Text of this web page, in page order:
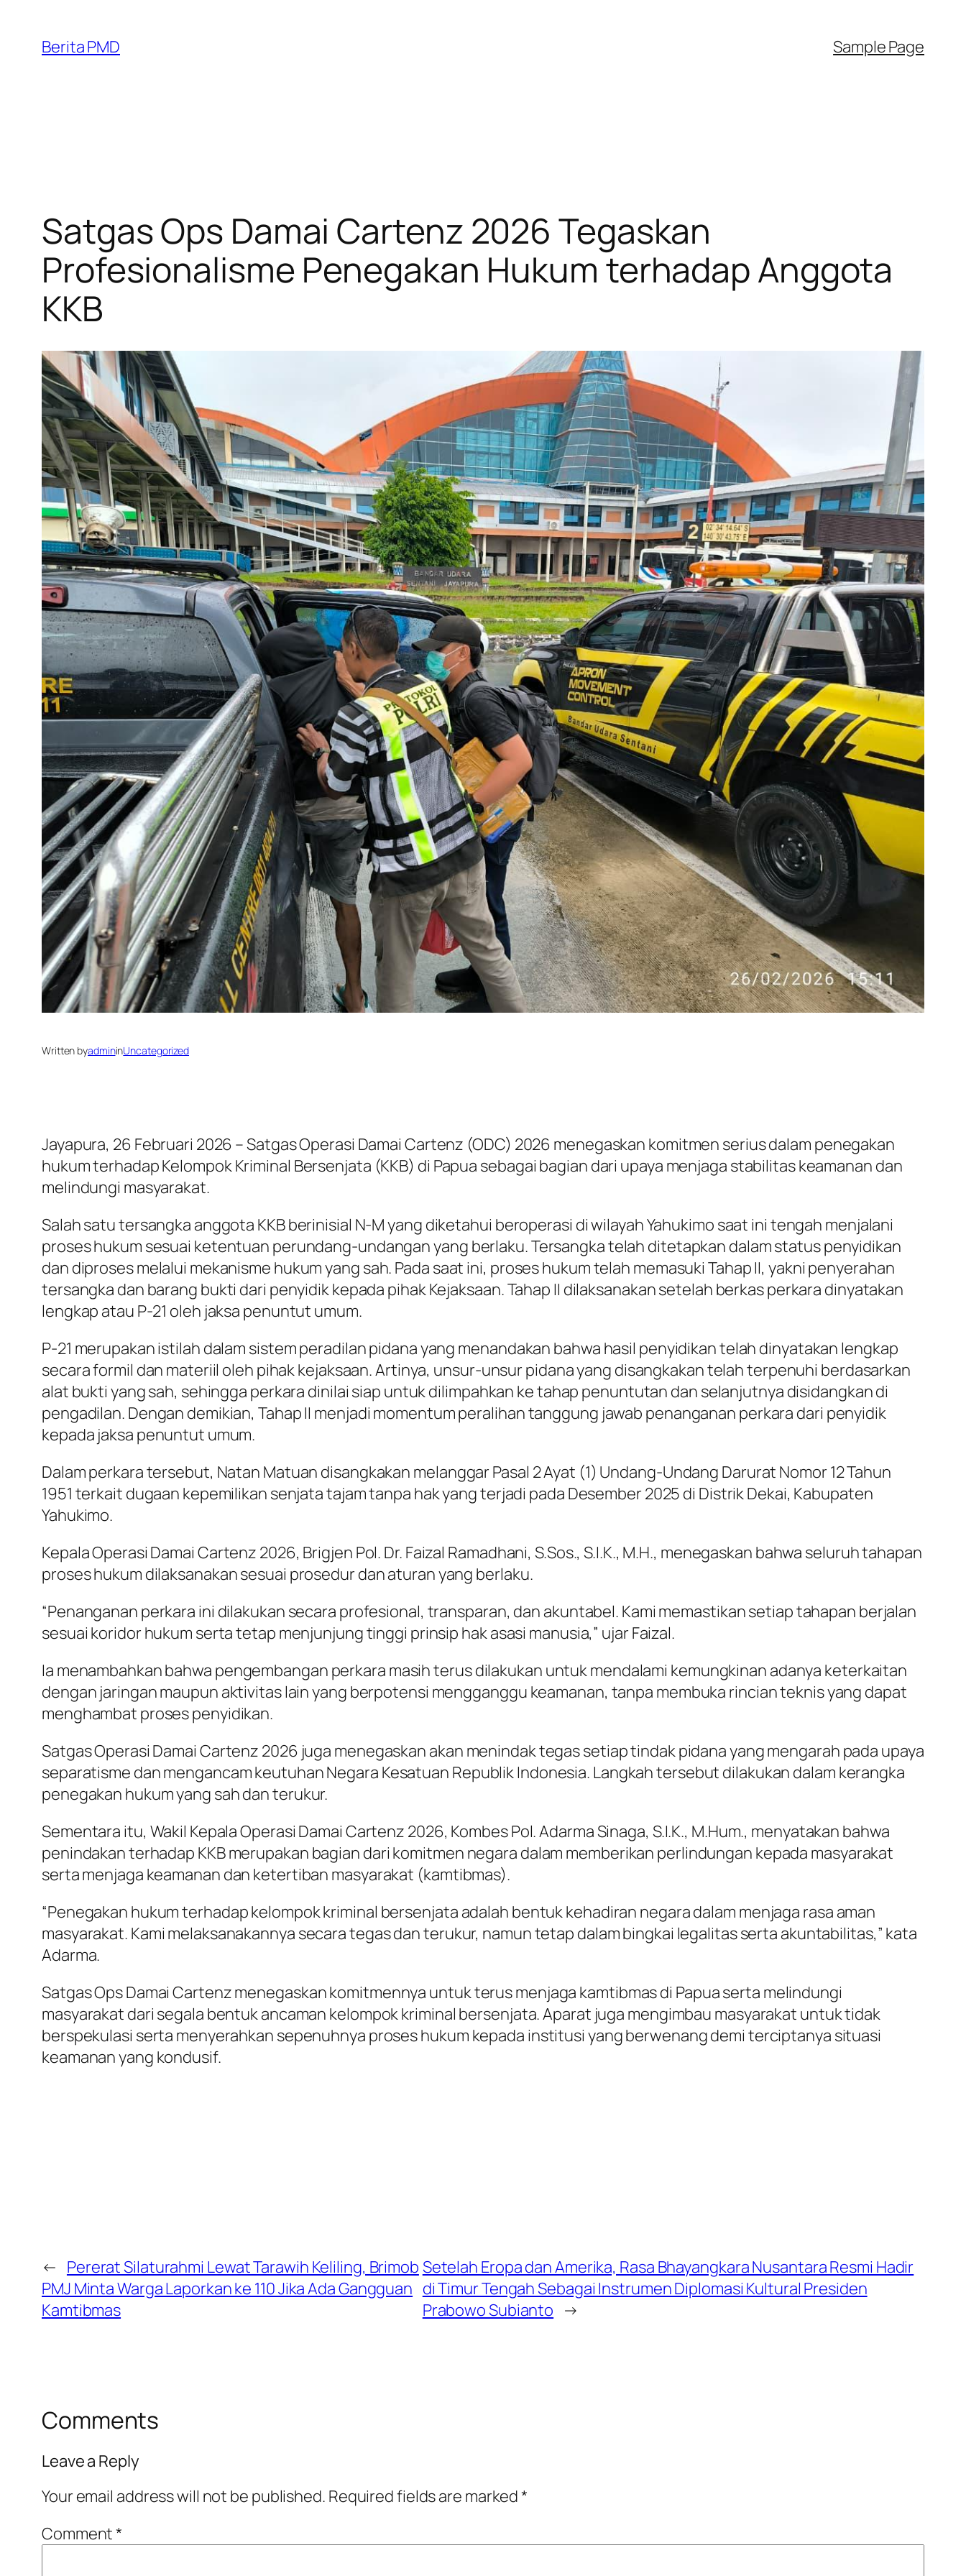
content
Berita PMD Sample Page
Satgas Ops Damai Cartenz 2026 Tegaskan
Profesionalisme Penegakan Hukum terhadap Anggota
KKB
Written byadmininUncategorized
Jayapura, 26 Februari 2026 – Satgas Operasi Damai Cartenz (ODC) 2026 menegaskan komitmen serius dalam penegakan
hukum terhadap Kelompok Kriminal Bersenjata (KKB) di Papua sebagai bagian dari upaya menjaga stabilitas keamanan dan
melindungi masyarakat.
Salah satu tersangka anggota KKB berinisial N-M yang diketahui beroperasi di wilayah Yahukimo saat ini tengah menjalani
proses hukum sesuai ketentuan perundang-undangan yang berlaku. Tersangka telah ditetapkan dalam status penyidikan
dan diproses melalui mekanisme hukum yang sah. Pada saat ini, proses hukum telah memasuki Tahap II, yakni penyerahan
tersangka dan barang bukti dari penyidik kepada pihak Kejaksaan. Tahap II dilaksanakan setelah berkas perkara dinyatakan
lengkap atau P-21 oleh jaksa penuntut umum.
P-21 merupakan istilah dalam sistem peradilan pidana yang menandakan bahwa hasil penyidikan telah dinyatakan lengkap
secara formil dan materiil oleh pihak kejaksaan. Artinya, unsur-unsur pidana yang disangkakan telah terpenuhi berdasarkan
alat bukti yang sah, sehingga perkara dinilai siap untuk dilimpahkan ke tahap penuntutan dan selanjutnya disidangkan di
pengadilan. Dengan demikian, Tahap II menjadi momentum peralihan tanggung jawab penanganan perkara dari penyidik
kepada jaksa penuntut umum.
Dalam perkara tersebut, Natan Matuan disangkakan melanggar Pasal 2 Ayat (1) Undang-Undang Darurat Nomor 12 Tahun
1951 terkait dugaan kepemilikan senjata tajam tanpa hak yang terjadi pada Desember 2025 di Distrik Dekai, Kabupaten
Yahukimo.
Kepala Operasi Damai Cartenz 2026, Brigjen Pol. Dr. Faizal Ramadhani, S.Sos., S.I.K., M.H., menegaskan bahwa seluruh tahapan
proses hukum dilaksanakan sesuai prosedur dan aturan yang berlaku.
“Penanganan perkara ini dilakukan secara profesional, transparan, dan akuntabel. Kami memastikan setiap tahapan berjalan
sesuai koridor hukum serta tetap menjunjung tinggi prinsip hak asasi manusia,” ujar Faizal.
Ia menambahkan bahwa pengembangan perkara masih terus dilakukan untuk mendalami kemungkinan adanya keterkaitan
dengan jaringan maupun aktivitas lain yang berpotensi mengganggu keamanan, tanpa membuka rincian teknis yang dapat
menghambat proses penyidikan.
Satgas Operasi Damai Cartenz 2026 juga menegaskan akan menindak tegas setiap tindak pidana yang mengarah pada upaya
separatisme dan mengancam keutuhan Negara Kesatuan Republik Indonesia. Langkah tersebut dilakukan dalam kerangka
penegakan hukum yang sah dan terukur.
Sementara itu, Wakil Kepala Operasi Damai Cartenz 2026, Kombes Pol. Adarma Sinaga, S.I.K., M.Hum., menyatakan bahwa
penindakan terhadap KKB merupakan bagian dari komitmen negara dalam memberikan perlindungan kepada masyarakat
serta menjaga keamanan dan ketertiban masyarakat (kamtibmas).
“Penegakan hukum terhadap kelompok kriminal bersenjata adalah bentuk kehadiran negara dalam menjaga rasa aman
masyarakat. Kami melaksanakannya secara tegas dan terukur, namun tetap dalam bingkai legalitas serta akuntabilitas,” kata
Adarma.
Satgas Ops Damai Cartenz menegaskan komitmennya untuk terus menjaga kamtibmas di Papua serta melindungi
masyarakat dari segala bentuk ancaman kelompok kriminal bersenjata. Aparat juga mengimbau masyarakat untuk tidak
berspekulasi serta menyerahkan sepenuhnya proses hukum kepada institusi yang berwenang demi terciptanya situasi
keamanan yang kondusif.
← Pererat Silaturahmi Lewat Tarawih Keliling, Brimob
PMJ Minta Warga Laporkan ke 110 Jika Ada Gangguan
Kamtibmas
Setelah Eropa dan Amerika, Rasa Bhayangkara Nusantara Resmi Hadir
di Timur Tengah Sebagai Instrumen Diplomasi Kultural Presiden
Prabowo Subianto →
Comments
Leave a Reply
Your email address will not be published. Required fields are marked*
Comment*